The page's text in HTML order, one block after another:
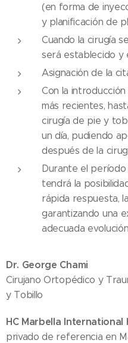
(en forma de
y planificación de
Cuando la cirugía
será establecido y
Asignación de la
Con la
más recientes,
cirugía de pie y
un día, pudiendo
después de la
Durante el
tendrá la
rápida respuesta,
garantizando una
adecuada
Dr. George Chami
Cirujano Ortopédico y
y Tobillo
HC Marbella International
privado de referencia en